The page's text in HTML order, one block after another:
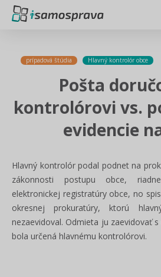
prípadová štúdia Hlavný kontrolór obce
Pošta
kontrolórovi vs.
evidencie
Hlavný kontrolór podal podnet na
zákonnosti postupu obce,
elektronickej registratúry obce, no
okresnej prokuratúry, ktorú
nezaevidoval. Odmieta ju zaevidovať
bola určená hlavnému kontrolórovi.